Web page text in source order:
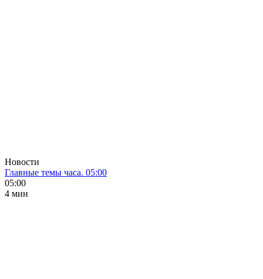
Новости
Главные темы часа. 05:00
05:00
4 мин